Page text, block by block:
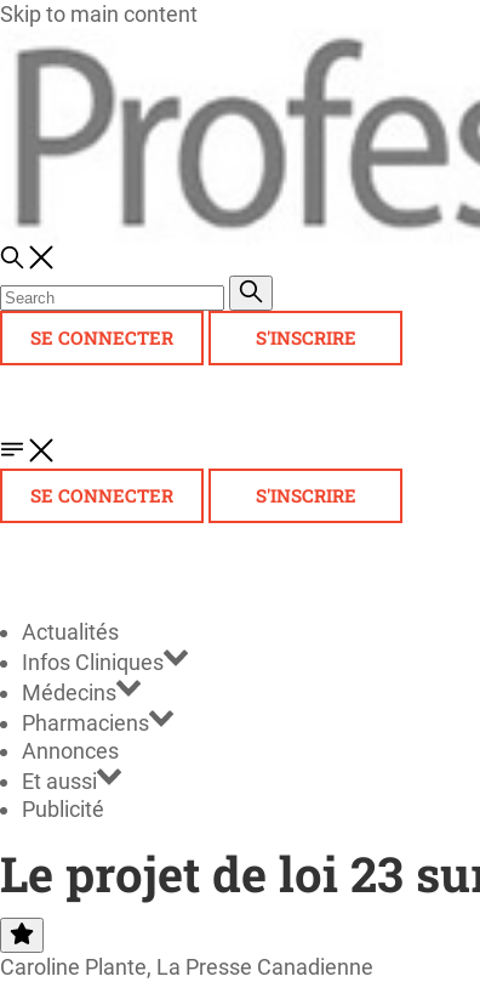
Skip to main content
SE CONNECTER S'INSCRIRE
SE CONNECTER S'INSCRIRE
Actualités
Infos Cliniques
Médecins
Pharmaciens
Annonces
Et aussi
Publicité
Le projet de loi 23
Caroline Plante, La Presse Canadienne